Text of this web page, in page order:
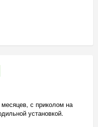
с приколом на
установкой.